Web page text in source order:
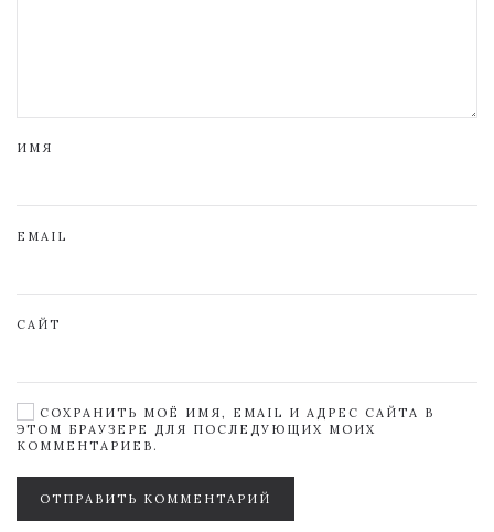
ИМЯ
EMAIL
САЙТ
СОХРАНИТЬ МОЁ ИМЯ, EMAIL И АДРЕС САЙТА В
ЭТОМ БРАУЗЕРЕ ДЛЯ ПОСЛЕДУЮЩИХ МОИХ
КОММЕНТАРИЕВ.
ОТПРАВИТЬ КОММЕНТАРИЙ